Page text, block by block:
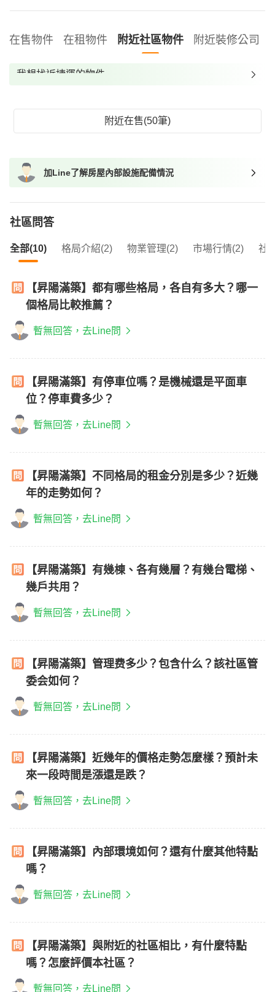
在售物件 在租物件 附近社區物件 附近裝修公司
我想找近捷運的物件
我想找配備瓦斯爐的物件
我想找具垃圾處理的物件
我想找近捷運的物件
附近在售(50筆)
加Line了解房屋內部設施配備情況
社區問答
全部(10) 格局介紹(2) 物業管理(2) 市場行情(2) 社
【昇陽滿築】都有哪些格局，各自有多大？哪一
個格局比較推薦？
暫無回答，去Line問
【昇陽滿築】有停車位嗎？是機械還是平面車
位？停車費多少？
暫無回答，去Line問
【昇陽滿築】不同格局的租金分別是多少？近幾
年的走勢如何？
暫無回答，去Line問
【昇陽滿築】有幾棟、各有幾層？有幾台電梯、
幾戶共用？
暫無回答，去Line問
【昇陽滿築】管理费多少？包含什么？該社區管
委会如何？
暫無回答，去Line問
【昇陽滿築】近幾年的價格走勢怎麼樣？預計未
來一段時間是漲還是跌？
暫無回答，去Line問
【昇陽滿築】內部環境如何？還有什麼其他特點
嗎？
暫無回答，去Line問
【昇陽滿築】與附近的社區相比，有什麼特點
嗎？怎麼評價本社區？
暫無回答，去Line問